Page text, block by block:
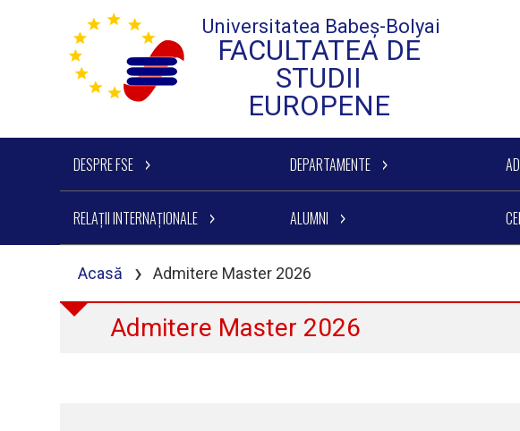
Universitatea Babeș-Bolyai
FACULTATEA DE
STUDII
EUROPENE
DESPRE FSE DEPARTAMENTE
RELAȚII INTERNAȚIONALE ALUMNI
Acasă › Admitere Master 2026
Admitere Master 2026